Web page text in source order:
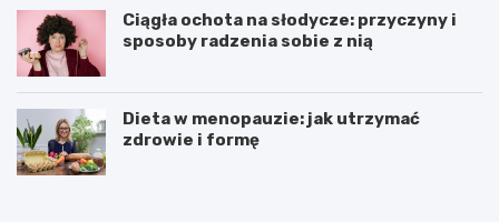
Ciągła ochota na słodycze: przyczyny i
sposoby radzenia sobie z nią
Dieta w menopauzie: jak utrzymać
zdrowie i formę
J
Z